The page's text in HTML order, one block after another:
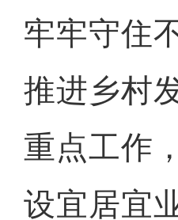
牢牢守住
推进乡村
重点工作
设宜居宜